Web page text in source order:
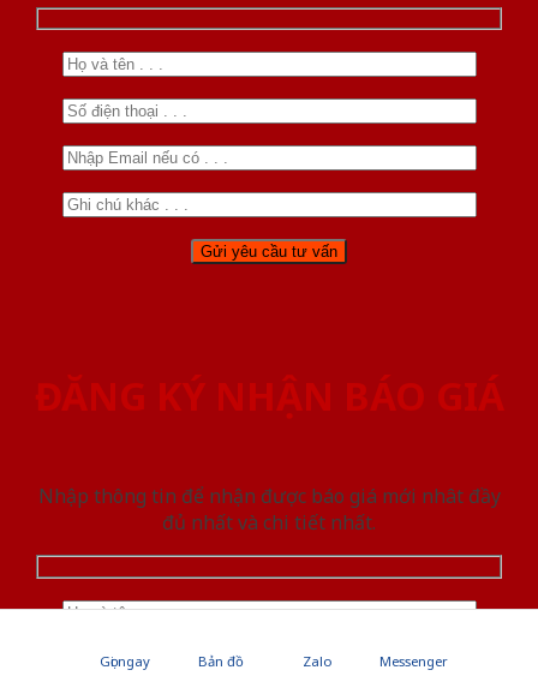
Gọi ngay Bản đồ Zalo Messenger
ĐĂNG KÝ NHẬN BÁO GIÁ
Nhập thông tin để nhận được báo giá mới nhât đầy
đủ nhất và chi tiết nhất.